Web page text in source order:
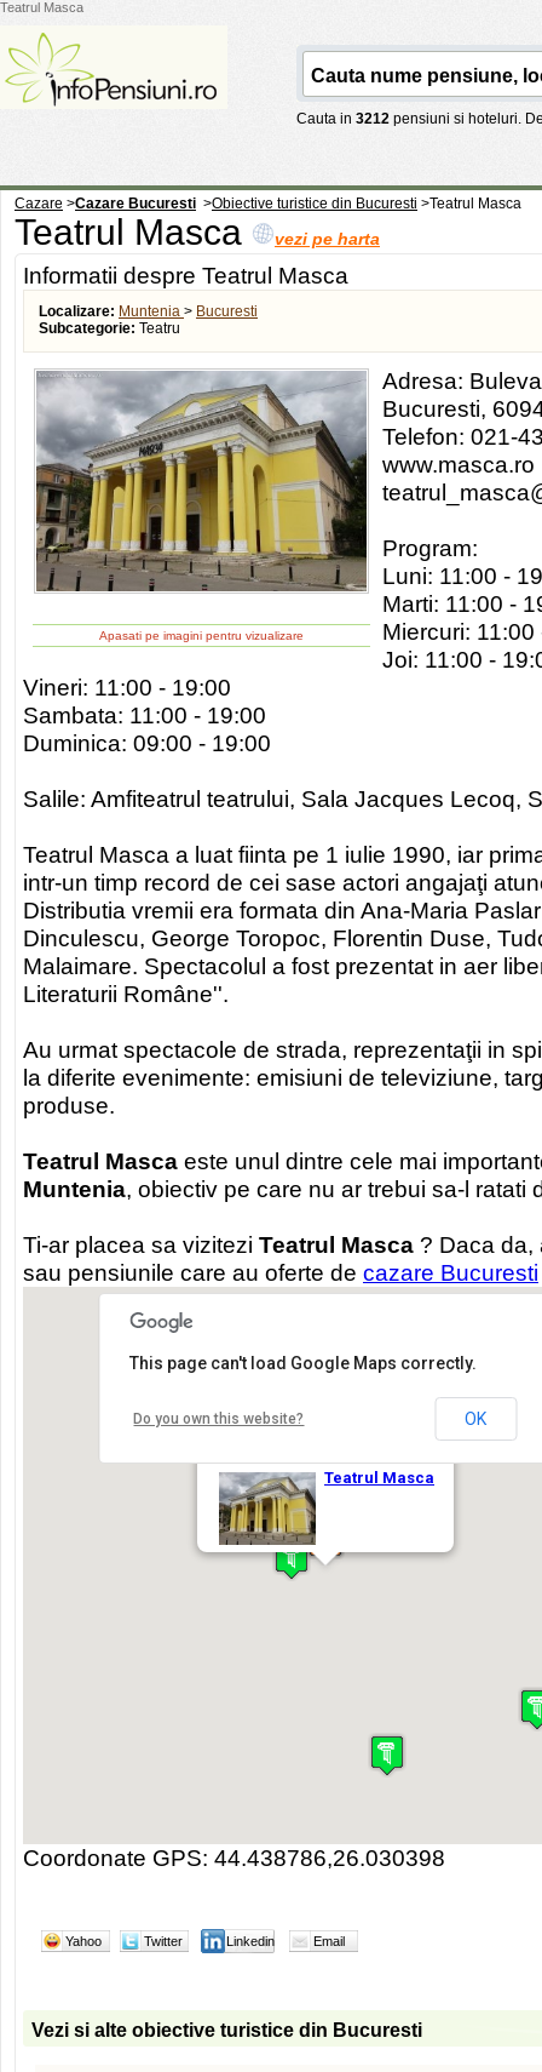
Teatrul Masca
Cauta in 3212 pensiuni si hoteluri.
Cazare >Cazare Bucuresti >Obiective turistice din Bucuresti >Teatrul Masca
Teatrul Masca vezi pe harta
Informatii despre Teatrul Masca
Localizare: Muntenia > Bucuresti
Subcategorie: Teatru
Apasati pe imagini pentru vizualizare
Adresa:
Bucuresti,
Telefon: 021-
www.masca.ro
Program:
Luni: 11:00 -
Marti: 11:00 -
Miercuri: 11:00
Joi: 11:00 -
Vineri: 11:00 - 19:00
Sambata: 11:00 - 19:00
Duminica: 09:00 - 19:00
Salile: Amfiteatrul teatrului, Sala Jacques Lecoq,
Teatrul Masca a luat fiinta pe 1 iulie 1990, iar
intr-un timp record de cei sase actori angajaţi
Distributia vremii era formata din Ana-Maria
Dinculescu, George Toropoc, Florentin Duse,
Malaimare. Spectacolul a fost prezentat in aer
Literaturii Române''.
Au urmat spectacole de strada, reprezentaţii in
la diferite evenimente: emisiuni de televiziune,
produse.
Teatrul Masca este unul dintre cele mai
Muntenia, obiectiv pe care nu ar trebui sa-l ratati
Ti-ar placea sa vizitezi Teatrul Masca ? Daca da,
sau pensiunile care au oferte de cazare Bucuresti
Coordonate GPS: 44.438786,26.030398
Yahoo Twitter Linkedin Email
Vezi si alte obiective turistice din Bucuresti